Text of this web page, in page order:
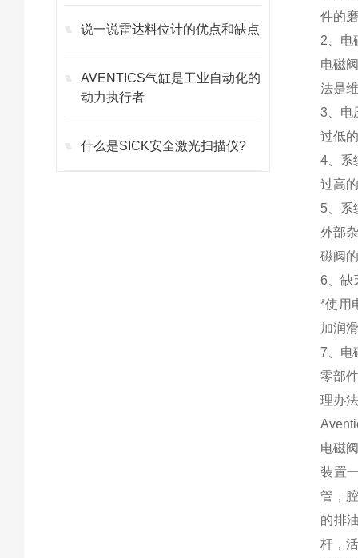
说一说雷达料位计的优点和缺点
AVENTICS气缸是工业自动化的
动力执行者
什么是SICK安全激光扫描仪?
件的
2、电
电磁
法是
3、电
过低
4、系
过高
5、系
外部
磁阀
6、缺
*使用
加润
7、电
零部
理办
电磁
装置
管，
的排
杆，